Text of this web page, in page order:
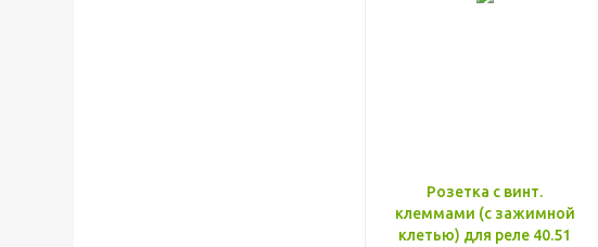
Розетка с винт.
клеммами (с зажимной
клетью) для реле 40.51